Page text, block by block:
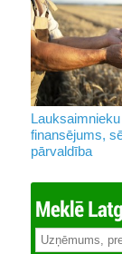
finansējums,
pārvaldība